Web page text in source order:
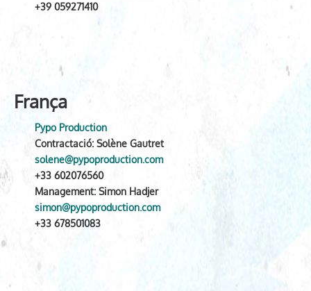
+39 059271410
França
Pypo Production
Contractació: Solène Gautret
solene@pypoproduction.com
+33 602076560
Management: Simon Hadjer
simon@pypoproduction.com
+33 678501083